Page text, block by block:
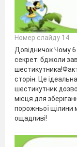
Номер слайду 14
Довідничок Чому
секрет: бджоли
сторін. Це
шестикутник
місця для
порожньої щілини
ощадливі!